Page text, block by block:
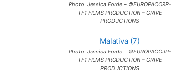
Photo Jessica Forde – ©EUROPACORP-
TF1 FILMS PRODUCTION – GRIVE
PRODUCTIONS
Malativa (7)
Photo Jessica Forde – ©EUROPACORP-
TF1 FILMS PRODUCTION – GRIVE
PRODUCTIONS